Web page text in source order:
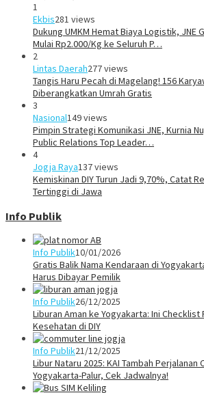
1
Ekbis281 views
Dukung UMKM Hemat Biaya Logistik, JNE
Mulai Rp2.000/Kg ke Seluruh P…
2
Lintas Daerah277 views
Tangis Haru Pecah di Magelang! 156
Diberangkatkan Umrah Gratis
3
Nasional149 views
Pimpin Strategi Komunikasi JNE, Kurnia
Public Relations Top Leader…
4
Jogja Raya137 views
Kemiskinan DIY Turun Jadi 9,70%, Catat
Tertinggi di Jawa
Info Publik
Info Publik10/01/2026
Gratis Balik Nama Kendaraan di
Harus Dibayar Pemilik
Info Publik26/12/2025
Liburan Aman ke Yogyakarta: Ini
Kesehatan di DIY
Info Publik21/12/2025
Libur Nataru 2025: KAI Tambah Perjalanan
Yogyakarta-Palur, Cek Jadwalnya!